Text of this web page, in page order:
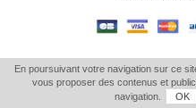
En poursuivant votre navigation sur ce
vous proposer des contenus et
navigation.
OK